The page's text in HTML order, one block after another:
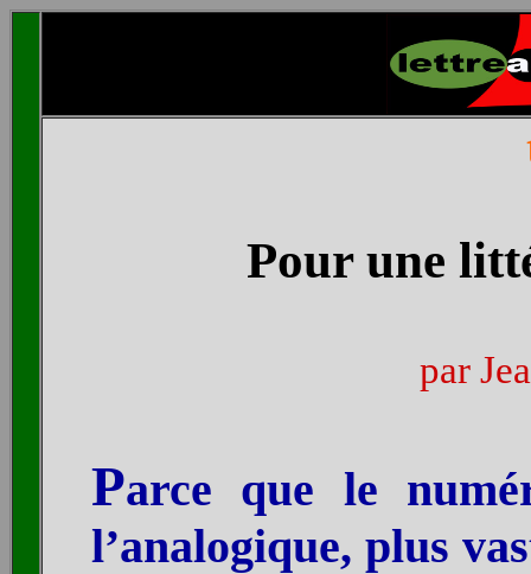
Pour une
par
Parce que le
l’analogique, plus